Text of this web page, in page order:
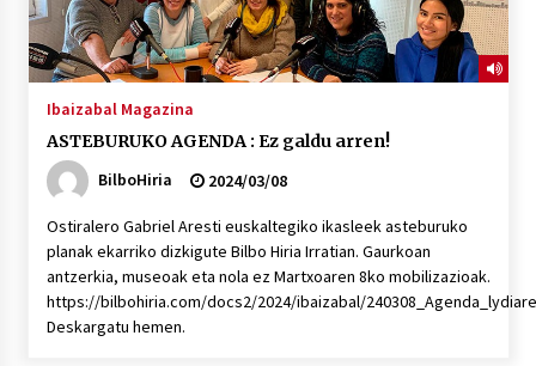
Ibaizabal Magazina
ASTEBURUKO AGENDA : Ez galdu arren!
BilboHiria
2024/03/08
Ostiralero Gabriel Aresti euskaltegiko ikasleek asteburuko
planak ekarriko dizkigute Bilbo Hiria Irratian. Gaurkoan
antzerkia, museoak eta nola ez Martxoaren 8ko mobilizazioak.
https://bilbohiria.com/docs2/2024/ibaizabal/
Deskargatu hemen.